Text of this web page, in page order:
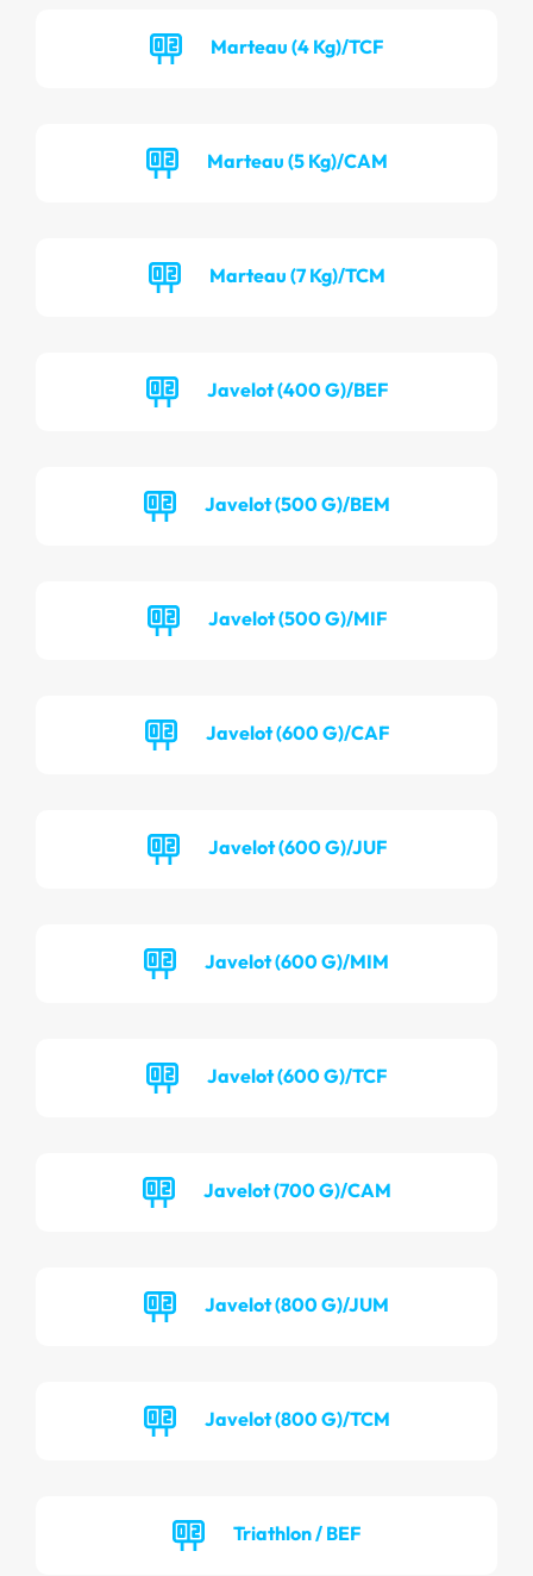
Marteau (4 Kg)/TCF
Marteau (5 Kg)/CAM
Marteau (7 Kg)/TCM
Javelot (400 G)/BEF
Javelot (500 G)/BEM
Javelot (500 G)/MIF
Javelot (600 G)/CAF
Javelot (600 G)/JUF
Javelot (600 G)/MIM
Javelot (600 G)/TCF
Javelot (700 G)/CAM
Javelot (800 G)/JUM
Javelot (800 G)/TCM
Triathlon / BEF